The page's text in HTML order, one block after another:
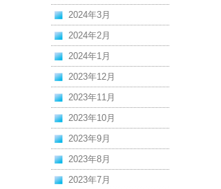
2024年3月
2024年2月
2024年1月
2023年12月
2023年11月
2023年10月
2023年9月
2023年8月
2023年7月